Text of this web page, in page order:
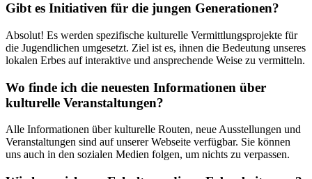
Gibt es Initiativen für die jungen Generationen?
Absolut! Es werden spezifische kulturelle Vermittlungsprojekte für
die Jugendlichen umgesetzt. Ziel ist es, ihnen die Bedeutung unseres
lokalen Erbes auf interaktive und ansprechende Weise zu vermitteln.
Wo finde ich die neuesten Informationen über
kulturelle Veranstaltungen?
Alle Informationen über kulturelle Routen, neue Ausstellungen und
Veranstaltungen sind auf unserer Webseite verfügbar. Sie können
uns auch in den sozialen Medien folgen, um nichts zu verpassen.